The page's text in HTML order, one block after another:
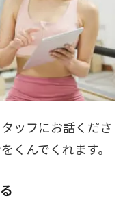
ッフにお話くださ
くんでくれます。